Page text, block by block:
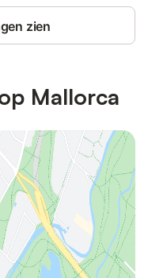
zien
Mallorca